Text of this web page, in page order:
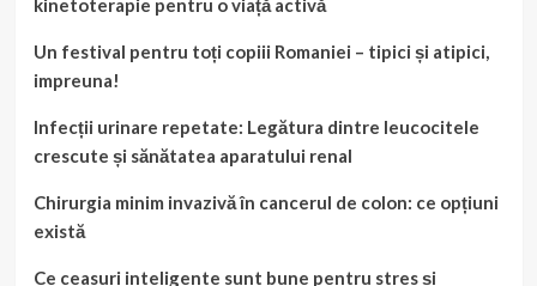
kinetoterapie pentru o viață activă
Un festival pentru toți copiii Romaniei – tipici și atipici,
impreuna!
Infecții urinare repetate: Legătura dintre leucocitele
crescute și sănătatea aparatului renal
Chirurgia minim invazivă în cancerul de colon: ce opțiuni
există
Ce ceasuri inteligente sunt bune pentru stres și